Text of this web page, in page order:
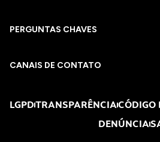
PERGUNTAS CHAVES​
CANAIS DE CONTATO
LGPDTRANSPARÊNCIACÓDIGO
DENÚNCIA